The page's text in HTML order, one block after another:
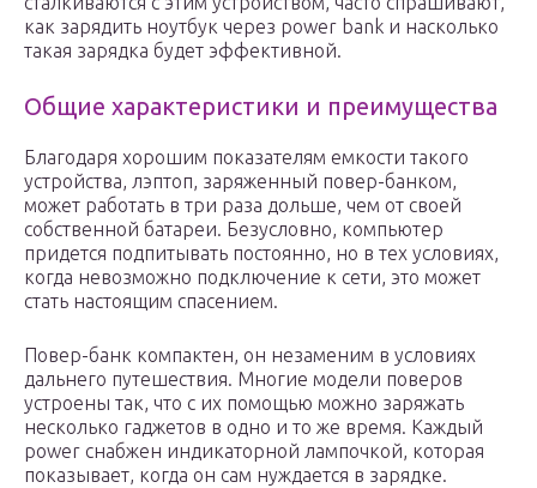
как зарядить ноутбук через power bank и насколько
такая зарядка будет эффективной.
Общие характеристики и преимущества
Благодаря хорошим показателям емкости такого
устройства, лэптоп, заряженный повер-банком,
может работать в три раза дольше, чем от своей
собственной батареи. Безусловно, компьютер
придется подпитывать постоянно, но в тех условиях,
когда невозможно подключение к сети, это может
стать настоящим спасением.
Повер-банк компактен, он незаменим в условиях
дальнего путешествия. Многие модели поверов
устроены так, что с их помощью можно заряжать
несколько гаджетов в одно и то же время. Каждый
power снабжен индикаторной лампочкой, которая
показывает, когда он сам нуждается в зарядке.